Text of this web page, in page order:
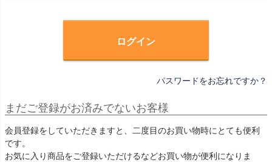
ログイン
パスワードをお忘れですか？
まだご登録がお済みでないお客様
会員登録をしていただきますと、二度目のお買い物時にとても便利
です。
お気に入り商品をご登録いただけるなどお買い物が便利になりま